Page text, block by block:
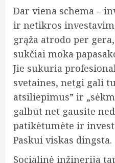
Dar viena schema –
ir netikros
grąža atrodo per
sukčiai moka
Jie sukuria
svetaines, netgi gali
atsiliepimus” ir
galbūt net gausite
patikėtumėte ir
Paskui viskas dingsta.
Socialinė inžinerija